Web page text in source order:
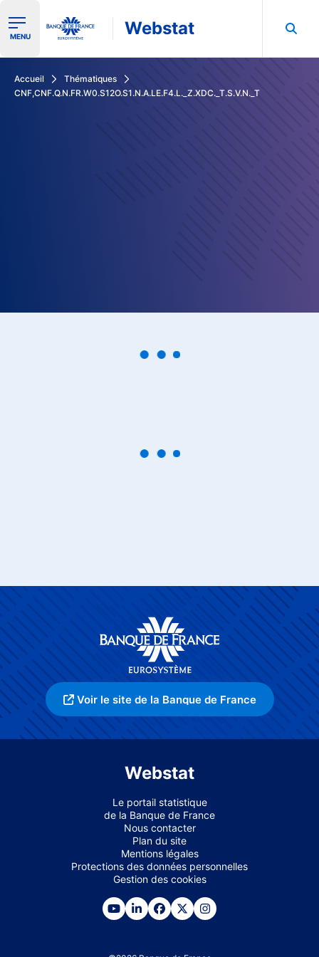
Ouvrir le menu de navigation
MENU Webstat
Accueil
Thématiques
CNF,CNF.Q.N.FR.W0.S12O.S1.N.A.LE.F4.L._Z.XDC._T.S.V.N._T
Voir le site de la Banque de France
Webstat
Le portail statistique
de la Banque de France
Nous contacter
Plan du site
Mentions légales
Protections des données personnelles
Gestion des cookies